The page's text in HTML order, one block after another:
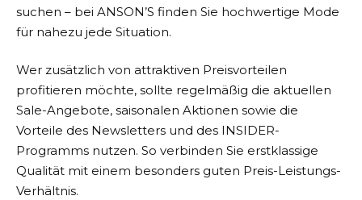
suchen – bei ANSON’S finden Sie hochwertige Mode
für nahezu jede Situation.
Wer zusätzlich von attraktiven Preisvorteilen
profitieren möchte, sollte regelmäßig die aktuellen
Sale-Angebote, saisonalen Aktionen sowie die
Vorteile des Newsletters und des INSIDER-
Programms nutzen. So verbinden Sie erstklassige
Qualität mit einem besonders guten Preis-Leistungs-
Verhältnis.